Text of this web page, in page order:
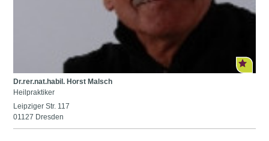
Dr.rer.nat.habil. Horst Malsch
Heilpraktiker
Leipziger Str. 117
01127 Dresden